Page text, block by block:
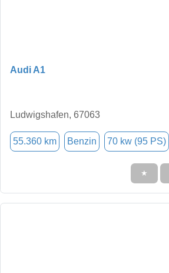
Audi A1
Ludwigshafen, 67063
55.360 km Benzin 70 kw (95 PS)
★